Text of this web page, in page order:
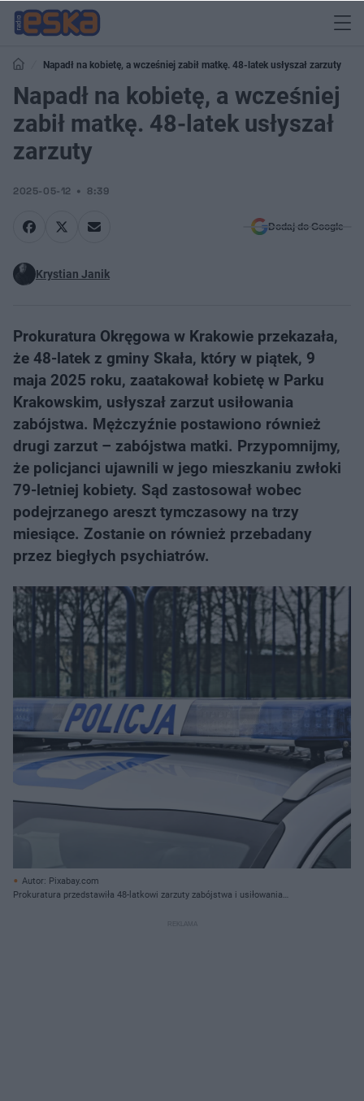
Napadł na kobietę, a wcześniej zabił matkę. 48-latek usłyszał zarzuty
Napadł na kobietę, a wcześniej
zabił matkę. 48-latek usłyszał
zarzuty
2025-05-12 8:39
Dodaj do Google
Krystian Janik
Prokuratura Okręgowa w Krakowie przekazała,
że 48-latek z gminy Skała, który w piątek, 9
maja 2025 roku, zaatakował kobietę w Parku
Krakowskim, usłyszał zarzut usiłowania
zabójstwa. Mężczyźnie postawiono również
drugi zarzut – zabójstwa matki. Przypomnijmy,
że policjanci ujawnili w jego mieszkaniu zwłoki
79-letniej kobiety. Sąd zastosował wobec
podejrzanego areszt tymczasowy na trzy
miesiące. Zostanie on również przebadany
przez biegłych psychiatrów.
Autor: Pixabay.com
Prokuratura przedstawiła 48-latkowi zarzuty zabójstwa i usiłowania